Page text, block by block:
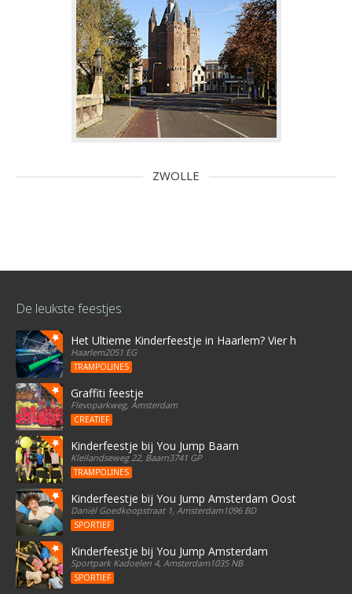
ZWOLLE
De leukste feestjes
Het Ultieme Kinderfeestje in Haarlem? Vier het bij
Haarlem2051 EG
TRAMPOLINES
Graffiti feestje
Flevoparkweg, Amsterdam
CREATIEF
Kinderfeestje bij You Jump Baarn
Kleilandseweg 22, Baarn3741 GP
TRAMPOLINES
Kinderfeestje bij You Jump Amsterdam Oost
Daniël Goedkoopstraat 1, Amsterdam1096 BD
SPORTIEF
Kinderfeestje bij You Jump Amsterdam
Sportpark Kadoelen 4, Amsterdam1035 NB
SPORTIEF